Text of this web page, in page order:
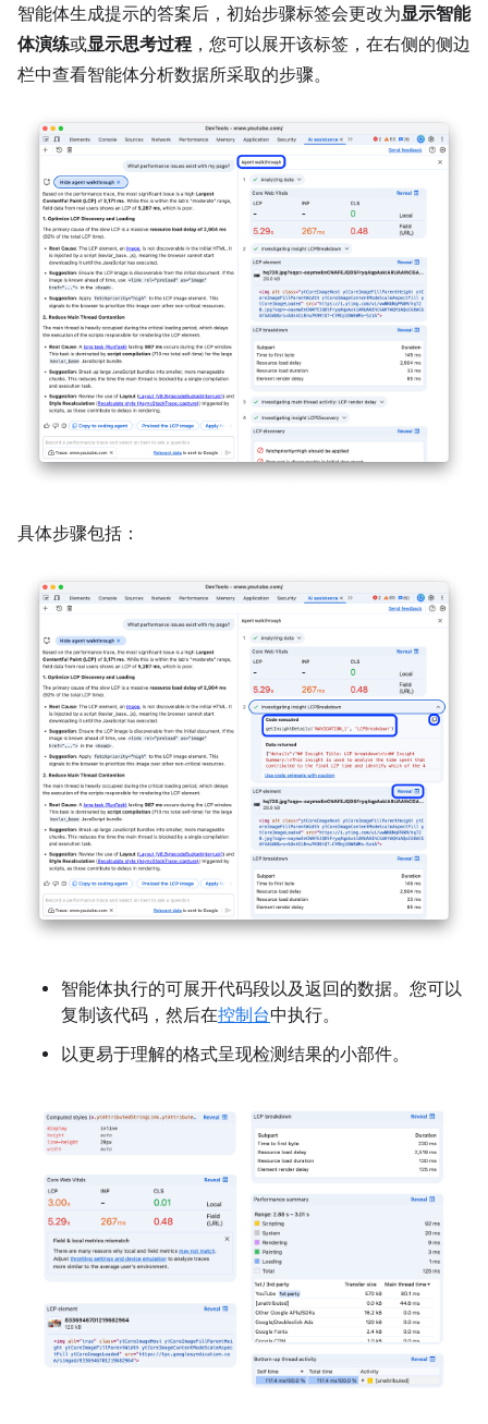
智能体生成提示的答案后，初始步骤标签会更改为显示智能
体演练或显示思考过程，您可以展开该标签，在右侧的侧边
栏中查看智能体分析数据所采取的步骤。
具体步骤包括：
智能体执行的可展开代码段以及返回的数据。您可以
复制该代码，然后在控制台中执行。
以更易于理解的格式呈现检测结果的小部件。